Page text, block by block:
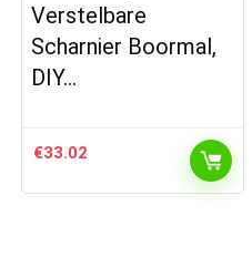
Verstelbare
Scharnier Boormal,
DIY…
€33.02